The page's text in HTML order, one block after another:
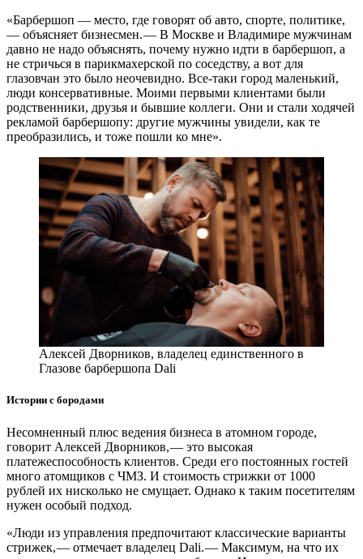
«Барбершоп — ​место, где говорят об авто, спорте, политике,
— ​объясняет бизнесмен. — ​В Москве и Владимире мужчинам
давно не надо объяснять, почему нужно идти в барбершоп, а
не стричься в парикмахерской по соседству, а вот для
глазовчан это было неочевидно. Все-таки город маленький,
люди консервативные. Моими первыми клиентами были
родственники, друзья и бывшие коллеги. Они и стали ходячей
рекламой барбершопу: другие мужчины увидели, как те
преобразились, и тоже пошли ко мне».
Алексей Дворников, владелец единственного в
Глазове барбершопа Dali
Истории с бородами
Несомненный плюс ведения бизнеса в атомном городе,
говорит Алексей Дворников, — ​это высокая
платежеспособность клиентов. Среди его постоянных гостей
много атомщиков с ЧМЗ. И стоимость стрижки от 1000
рублей их нисколько не смущает. Однако к таким посетителям
нужен особый подход.
«Люди из управления предпочитают классические варианты
стрижек, — ​отмечает владелец Dali. — ​Максимум, на что их